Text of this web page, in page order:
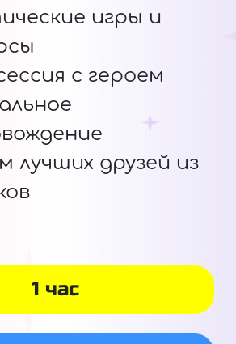
игры и
с героем
лучших друзей из
1 час